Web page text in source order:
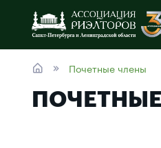
Почетные члены